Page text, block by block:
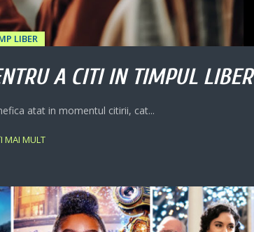
LIBER
A CITI IN TIMPUL LIBER
atat in ​​momentul citirii, cat...
MAI MULT